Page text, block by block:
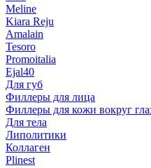
Meline
Kiara Reju
Amalain
Tesoro
Promoitalia
Ejal40
Для губ
Филлеры для лица
Филлеры для кожи вокруг
Для тела
Липолитики
Коллаген
Plinest